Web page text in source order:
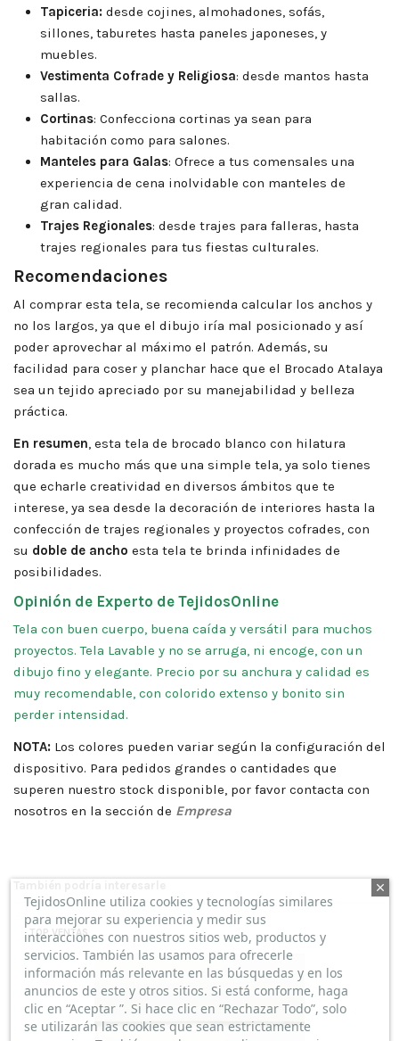
Tapiceria: desde cojines, almohadones, sofás,
sillones, taburetes hasta paneles japoneses, y
muebles.
Vestimenta Cofrade y Religiosa: desde mantos hasta
sallas.
Cortinas: Confecciona cortinas ya sean para
habitación como para salones.
Manteles para Galas: Ofrece a tus comensales una
experiencia de cena inolvidable con manteles de
gran calidad.
Trajes Regionales: desde trajes para falleras, hasta
trajes regionales para tus fiestas culturales.
Recomendaciones
Al comprar esta tela, se recomienda calcular los anchos y
no los largos, ya que el dibujo iría mal posicionado y así
poder aprovechar al máximo el patrón. Además, su
facilidad para coser y planchar hace que el Brocado Atalaya
sea un tejido apreciado por su manejabilidad y belleza
práctica.
En resumen, esta tela de brocado blanco con hilatura
dorada es mucho más que una simple tela, ya solo tienes
que echarle creatividad en diversos ámbitos que te
interese, ya sea desde la decoración de interiores hasta la
confección de trajes regionales y proyectos cofrades, con
su doble de ancho esta tela te brinda infinidades de
posibilidades.
Opinión de Experto de TejidosOnline
Tela con buen cuerpo, buena caída y versátil para muchos
proyectos. Tela Lavable y no se arruga, ni encoge, con un
dibujo fino y elegante. Precio por su anchura y calidad es
muy recomendable, con colorido extenso y bonito sin
perder intensidad.
NOTA: Los colores pueden variar según la configuración del
dispositivo. Para pedidos grandes o cantidades que
superen nuestro stock disponible, por favor contacta con
nosotros en la sección de Empresa
(5/5) ME GUSTA MUCHO
Por Dani Guerra en 29/10/2025 Brocado Blanco Dorado Atalaya
Compra Verificada
Ya tenía el Atalaya en celeste y ahora he comprado este. Me
TOP VENTAS
TejidosOnline utiliza cookies y tecnologías similares
para mejorar su experiencia y medir sus
interacciones con nuestros sitios web, productos y
servicios. También las usamos para ofrecerle
información más relevante en las búsquedas y en los
anuncios de este y otros sitios. Si está conforme, haga
clic en “Aceptar ”. Si hace clic en “Rechazar Todo”, solo
se utilizarán las cookies que sean estrictamente